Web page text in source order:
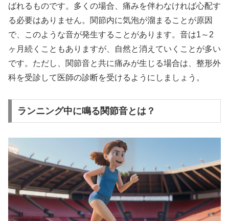
ばれるものです。多くの場合、痛みを伴わなければ心配す
る必要はありません。関節内に気泡が溜まることが原因
で、このような音が発生することがあります。音は1～2
ヶ月続くこともありますが、自然と消えていくことが多い
です。ただし、関節音と共に痛みが生じる場合は、整形外
科を受診して医師の診断を受けるようにしましょう。
ランニング中に鳴る関節音とは？